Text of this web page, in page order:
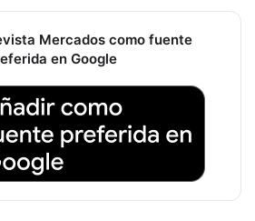
Mercados como fuente
en Google